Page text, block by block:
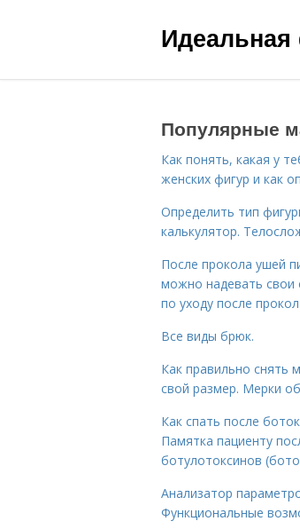
Популярные
Как понять, какая у
женских фигур и как
Определить тип
калькулятор.
После прокола ушей
можно надевать свои
по уходу после
Все виды брюк.
Как правильно снять
свой размер. Мерки
Как спать после
Памятка пациенту
ботулотоксинов
Анализатор
Функциональные